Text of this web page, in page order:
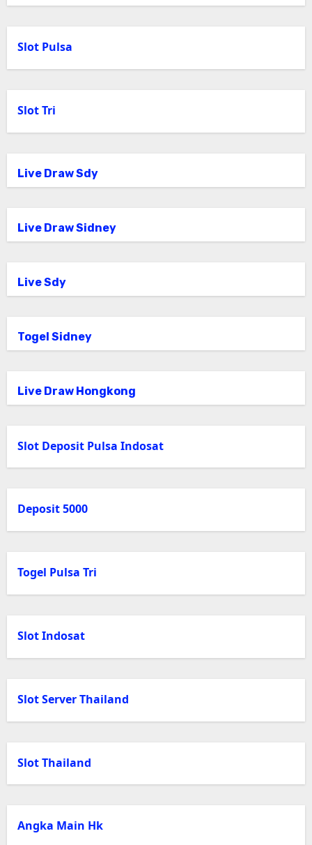
Slot Pulsa
Slot Tri
Live Draw Sdy
Live Draw Sidney
Live Sdy
Togel Sidney
Live Draw Hongkong
Slot Deposit Pulsa Indosat
Deposit 5000
Togel Pulsa Tri
Slot Indosat
Slot Server Thailand
Slot Thailand
Angka Main Hk